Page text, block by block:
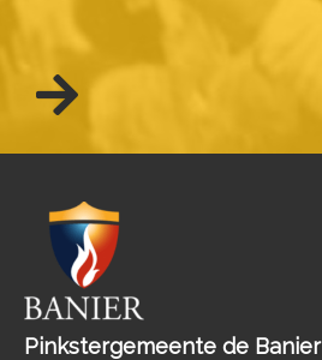
Pinkstergemeente de Banier